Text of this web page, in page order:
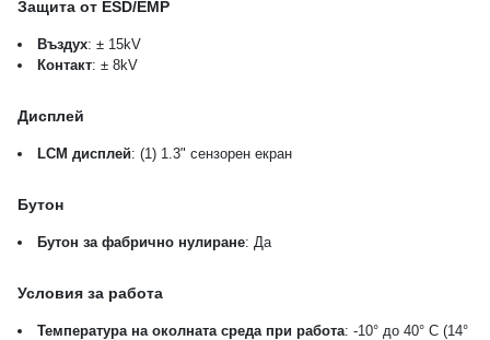
Защита от ESD/EMP
Въздух: ± 15kV
Контакт: ± 8kV
Дисплей
LCM дисплей: (1) 1.3" сензорен екран
Бутон
Бутон за фабрично нулиране: Да
Условия за работа
Температура на околната среда при работа: -10° до 40° C (14°